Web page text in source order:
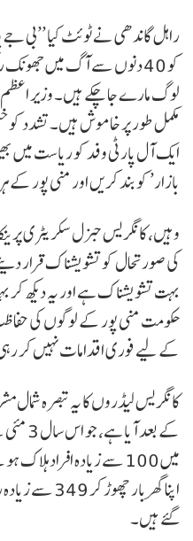
راہل گاندھی نے ٹوئٹ کیا ’’بی
لوگ مارے جا چکے ہیں۔ وزیر اعظم
مکمل طور پر خاموش ہیں۔ تشدد
ایک آل پارٹی وفد کو ریاست میں
بازار’ کو بند کریں اور منی پور
وہیں، کانگریس جنرل سکریٹری
کی صورتحال کو تشویشناک قرار
بہت تشویشناک ہے اور یہ دیکھ
حکومت منی پور کے لوگوں کی
کے لیے فوری اقدامات نہیں کر
کانگریس لیڈروں کا یہ تبصرہ شمال
کے
میں 100 سے زیادہ افراد
اپنا گھر بار
گئے ہیں۔